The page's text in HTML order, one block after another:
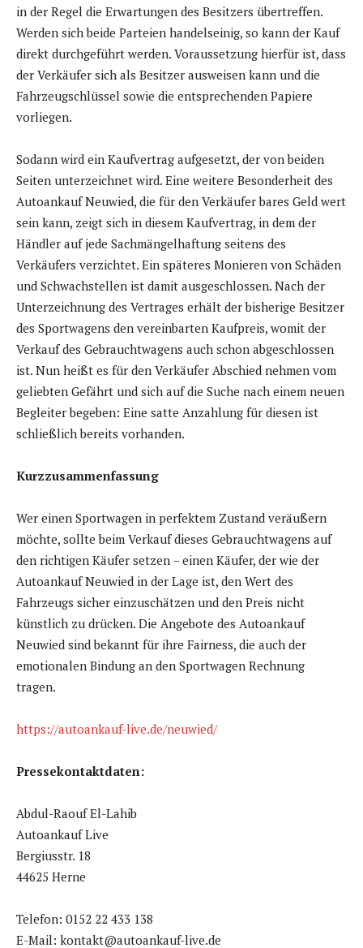
in der Regel die Erwartungen des Besitzers übertreffen.
Werden sich beide Parteien handelseinig, so kann der Kauf
direkt durchgeführt werden. Voraussetzung hierfür ist, dass
der Verkäufer sich als Besitzer ausweisen kann und die
Fahrzeugschlüssel sowie die entsprechenden Papiere
vorliegen.
Sodann wird ein Kaufvertrag aufgesetzt, der von beiden
Seiten unterzeichnet wird. Eine weitere Besonderheit des
Autoankauf Neuwied, die für den Verkäufer bares Geld wert
sein kann, zeigt sich in diesem Kaufvertrag, in dem der
Händler auf jede Sachmängelhaftung seitens des
Verkäufers verzichtet. Ein späteres Monieren von Schäden
und Schwachstellen ist damit ausgeschlossen. Nach der
Unterzeichnung des Vertrages erhält der bisherige Besitzer
des Sportwagens den vereinbarten Kaufpreis, womit der
Verkauf des Gebrauchtwagens auch schon abgeschlossen
ist. Nun heißt es für den Verkäufer Abschied nehmen vom
geliebten Gefährt und sich auf die Suche nach einem neuen
Begleiter begeben: Eine satte Anzahlung für diesen ist
schließlich bereits vorhanden.
Kurzzusammenfassung
Wer einen Sportwagen in perfektem Zustand veräußern
möchte, sollte beim Verkauf dieses Gebrauchtwagens auf
den richtigen Käufer setzen – einen Käufer, der wie der
Autoankauf Neuwied in der Lage ist, den Wert des
Fahrzeugs sicher einzuschätzen und den Preis nicht
künstlich zu drücken. Die Angebote des Autoankauf
Neuwied sind bekannt für ihre Fairness, die auch der
emotionalen Bindung an den Sportwagen Rechnung
tragen.
https://autoankauf-live.de/neuwied/
Pressekontaktdaten:
Abdul-Raouf El-Lahib
Autoankauf Live
Bergiusstr. 18
44625 Herne
Telefon: 0152 22 433 138
E-Mail: kontakt@autoankauf-live.de